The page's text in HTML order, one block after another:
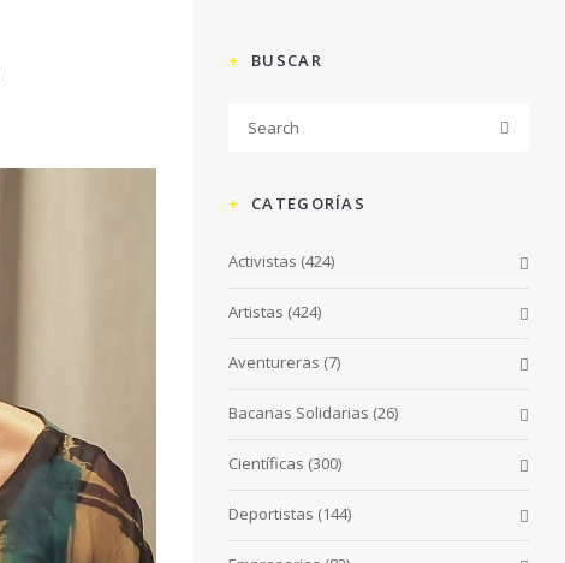
BUSCAR
CATEGORÍAS
Activistas (424)
Artistas (424)
Aventureras (7)
Bacanas Solidarias (26)
Científicas (300)
Deportistas (144)